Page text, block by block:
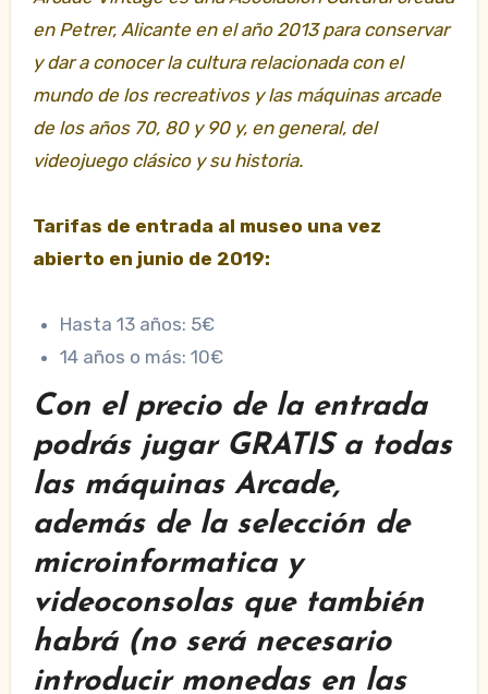
en Petrer, Alicante en el año 2013 para conservar
y dar a conocer la cultura relacionada con el
mundo de los recreativos y las máquinas arcade
de los años 70, 80 y 90 y, en general, del
videojuego clásico y su historia.
Tarifas de entrada al museo una vez
abierto en junio de 2019:
Hasta 13 años: 5€
14 años o más: 10€
Con el precio de la entrada
podrás jugar GRATIS a todas
las máquinas Arcade,
además de la selección de
microinformatica y
videoconsolas que también
habrá (no será necesario
introducir monedas en las